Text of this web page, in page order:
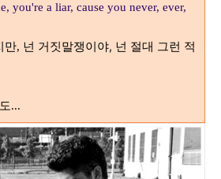
you're a liar, cause you never, ever,
만, 넌 거짓말쟁이야, 넌 절대 그런 적
...